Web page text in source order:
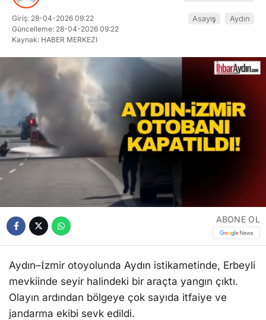
Giriş: 28-04-2026 09:22
Güncelleme: 28-04-2026 09:22
Kaynak: HABER MERKEZI
Asayiş Aydın
ABONE OL
Aydın–İzmir otoyolunda Aydın istikametinde, Erbeyli
mevkiinde seyir halindeki bir araçta yangın çıktı.
Olayın ardından bölgeye çok sayıda itfaiye ve
jandarma ekibi sevk edildi.